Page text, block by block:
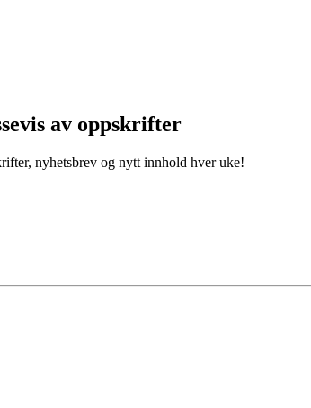
av oppskrifter
nyhetsbrev og nytt innhold hver uke!